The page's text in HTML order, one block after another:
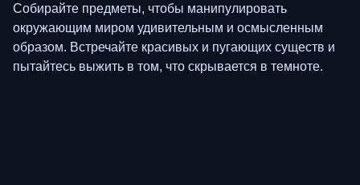
Собирайте предметы, чтобы манипулировать
окружающим миром удивительным и осмысленным
образом. Встречайте красивых и пугающих существ и
пытайтесь выжить в том, что скрывается в темноте.